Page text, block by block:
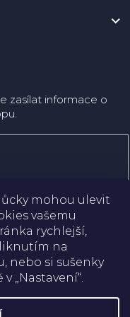
mohou ulevit
vašemu
rychlejší,
na
nebo si sušenky
„Nastavení“.
zasílat informace o